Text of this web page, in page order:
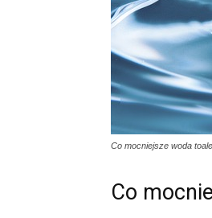
Co mocniejsze woda
Co